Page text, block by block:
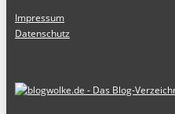
Impressum
Datenschutz